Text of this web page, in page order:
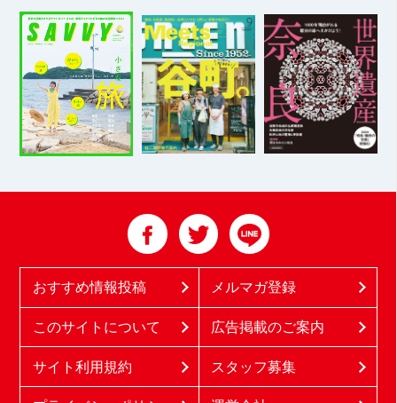
おすすめ情報投稿 メルマガ登録
このサイトについて 広告掲載のご案内
サイト利用規約 スタッフ募集